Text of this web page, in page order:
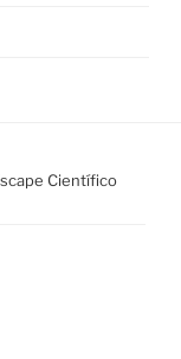
Científico